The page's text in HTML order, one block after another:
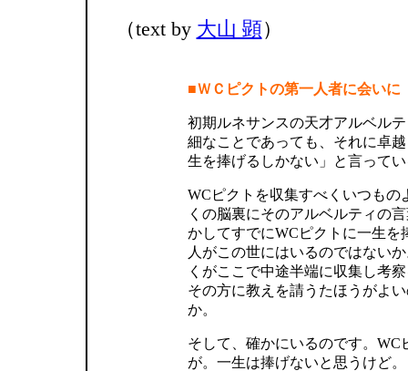
（text by 大山 顕）
■ＷＣピクトの第一人者に会いに
初期ルネサンスの天才アルベル
細なことであっても、それに卓
生を捧げるしかない」と言って
WCピクトを収集すべくいつもの
くの脳裏にそのアルベルティの
かしてすでにWCピクトに一生を
人がこの世にはいるのではない
くがここで中途半端に収集し考
その方に教えを請うたほうがよ
か。
そして、確かにいるのです。WC
が。一生は捧げないと思うけど。